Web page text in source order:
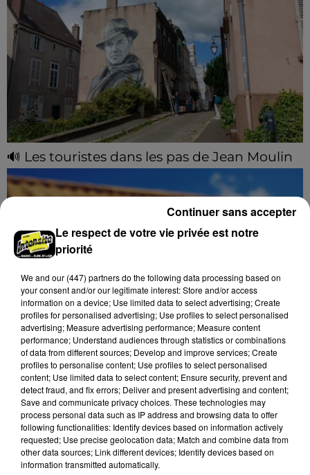
🔊 Les touristes dans les pas de Jean Moulin
Le « tourisme de mémoire » s'invite dans les sorties
estivales de Chartres Tourisme.
Le SICTOM BBI collecte vos déchets
amiantés
La collecte se fait sous conditions et pour un nombre
limité de personnes, sur incription.
A LA UNE Voir plus
Le respect de votre vie privée est notre
priorité
We and our (447) partnersdo the following data processing based on
your consent and/or our legitimate interest: Store and/or access
information on a device; Use limited data to select advertising; Create
profiles for personalised advertising; Use profiles to select personalised
advertising; Measure advertising performance; Measure content
performance; Understand audiences through statistics or combinations
of data from different sources; Develop and improve services; Create
profiles to personalise content; Use profiles to select personalised
content; Use limited data to select content; Ensure security, prevent and
detect fraud, and fix errors; Deliver and present advertising and content;
Save and communicate privacy choices. These technologies may
process personal data such as IP address and browsing data to offer
following functionalities: Identify devices based on information actively
requested; Use precise geolocation data; Match and combine data from
other data sources; Link different devices; Identify devices based on
information transmitted automatically.
Continuer sans accepter